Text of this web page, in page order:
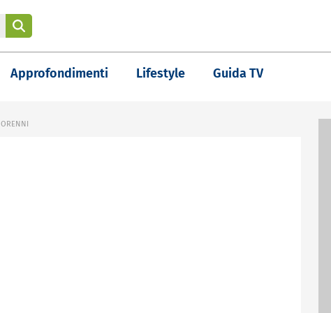
Approfondimenti Lifestyle Guida TV